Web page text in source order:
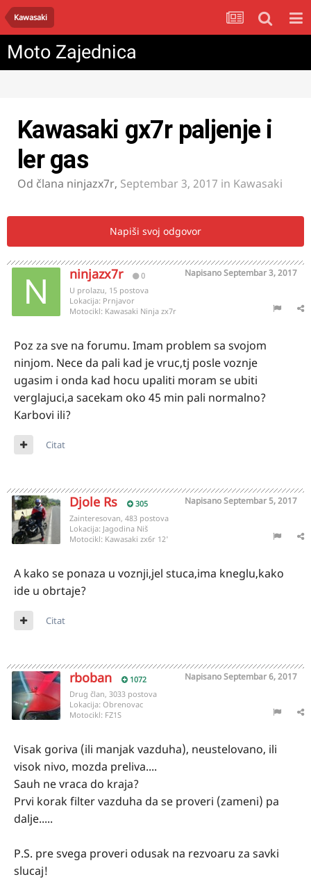
Kawasaki
Moto Zajednica
Kawasaki gx7r paljenje i
ler gas
Od člana ninjazx7r, Septembar 3, 2017 in Kawasaki
Napiši svoj odgovor
ninjazx7r 0 NapisanoSeptembar 3, 2017
U prolazu, 15 postova
Lokacija: Prnjavor
Motocikl: Kawasaki Ninja zx7r
Poz za sve na forumu. Imam problem sa svojom
ninjom. Nece da pali kad je vruc,tj posle voznje
ugasim i onda kad hocu upaliti moram se ubiti
verglajuci,a sacekam oko 45 min pali normalno?
Karbovi ili?
Citat
Djole Rs 305 NapisanoSeptembar 5, 2017
Zainteresovan, 483 postova
Lokacija: Jagodina Niš
Motocikl: Kawasaki zx6r 12'
A kako se ponaza u voznji,jel stuca,ima kneglu,kako
ide u obrtaje?
Citat
rboban 1072 NapisanoSeptembar 6, 2017
Drug član, 3033 postova
Lokacija: Obrenovac
Motocikl: FZ1S
Visak goriva (ili manjak vazduha), neustelovano, ili
visok nivo, mozda preliva....
Sauh ne vraca do kraja?
Prvi korak filter vazduha da se proveri (zameni) pa
dalje.....
P.S. pre svega proveri odusak na rezvoaru za savki
slucaj!